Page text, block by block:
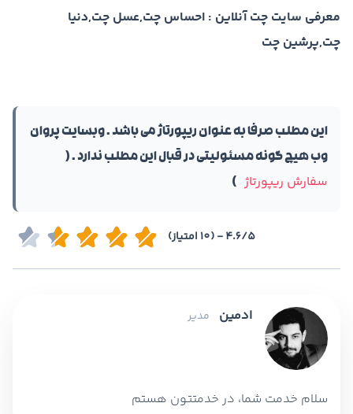
معرفی سایت چت آنلاین : احساس چت,عسل چت,دنیا
چت,پرشین چت
این مطلب صرفا به عنوان ریپورتاژ‌ می باشد . وبسایت پروان
وب هیچ گونه مسئولیتی در قبال این مطلب ندارد . (
سفارش ریپورتاژ )
4.6/5 - (10 امتیاز)
ادمین مدیر
سلام خدمت شما، در خدمتتون هستم